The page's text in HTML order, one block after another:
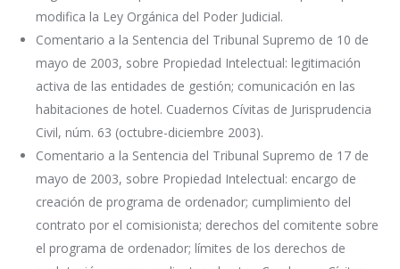
modifica la Ley Orgánica del Poder Judicial.
Comentario a la Sentencia del Tribunal Supremo de 10 de
mayo de 2003, sobre Propiedad Intelectual: legitimación
activa de las entidades de gestión; comunicación en las
habitaciones de hotel. Cuadernos Cívitas de Jurisprudencia
Civil, núm. 63 (octubre-diciembre 2003).
Comentario a la Sentencia del Tribunal Supremo de 17 de
mayo de 2003, sobre Propiedad Intelectual: encargo de
creación de programa de ordenador; cumplimiento del
contrato por el comisionista; derechos del comitente sobre
el programa de ordenador; límites de los derechos de